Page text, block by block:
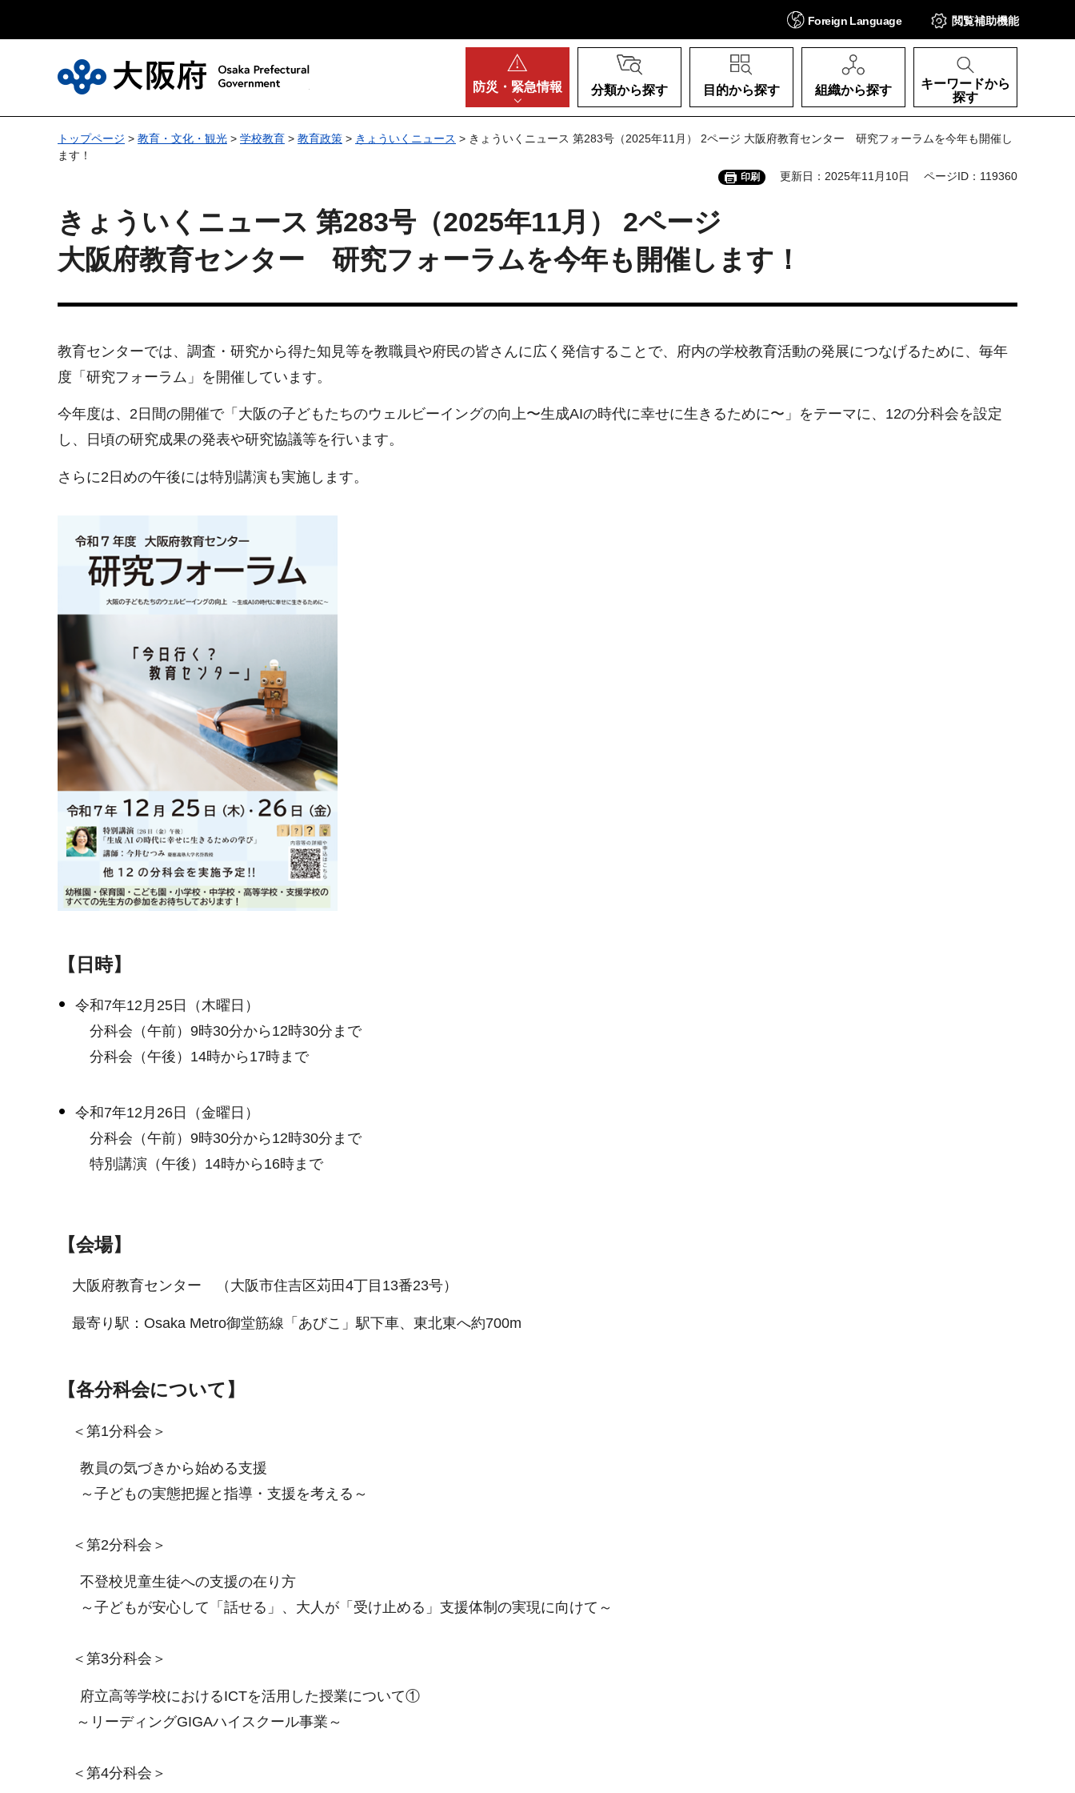
Foreign Language 閲覧補助機能
防災・ 緊急情報 分類から探す 目的から探す 組織から探す
キーワードから
探す
トップページ > 教育・文化・観光 > 学校教育 > 教育政策 > きょういくニュース > きょういくニュース 第283号（2025年11月） 2ページ 大阪府教育センター 研究フォーラムを今年も開催し
ます！
印刷 更新日：2025年11月10日 ページID：119360
きょういくニュース 第283号（2025年11月） 2ページ
大阪府教育センター 研究フォーラムを今年も開催します！
教育センターでは、調査・研究から得た知見等を教職員や府民の皆さんに広く発信することで、府内の学校教育活動の発展につなげるために、毎年
度「研究フォーラム」を開催しています。
今年度は、2日間の開催で「大阪の子どもたちのウェルビーイングの向上〜生成AIの時代に幸せに生きるために〜」をテーマに、12の分科会を設定
し、日頃の研究成果の発表や研究協議等を行います。
さらに2日めの午後には特別講演も実施します。
【日時】
令和7年12月25日（木曜日）
分科会（午前）9時30分から12時30分まで
分科会（午後）14時から17時まで
令和7年12月26日（金曜日）
分科会（午前）9時30分から12時30分まで
特別講演（午後）14時から16時まで
【会場】
大阪府教育センター （大阪市住吉区苅田4丁目13番23号）
最寄り駅：Osaka Metro御堂筋線「あびこ」駅下車、東北東へ約700m
【各分科会について】
＜第1分科会＞
教員の気づきから始める支援
～子どもの実態把握と指導・支援を考える～
＜第2分科会＞
不登校児童生徒への支援の在り方
～子どもが安心して「話せる」、大人が「受け止める」支援体制の実現に向けて～
＜第3分科会＞
府立高等学校におけるICTを活用した授業について①
～リーディングGIGAハイスクール事業～
＜第4分科会＞